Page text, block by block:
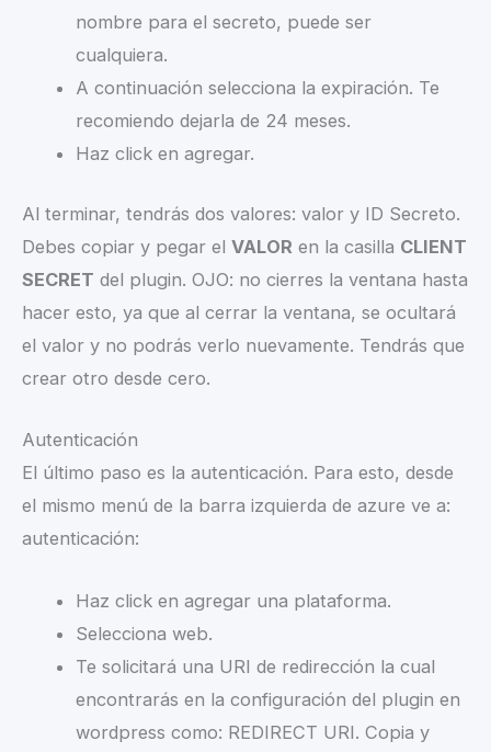
nombre para el secreto, puede ser
cualquiera.
A continuación selecciona la expiración. Te
recomiendo dejarla de 24 meses.
Haz click en agregar.
Al terminar, tendrás dos valores: valor y ID Secreto.
Debes copiar y pegar el VALOR en la casilla CLIENT
SECRET del plugin. OJO: no cierres la ventana hasta
hacer esto, ya que al cerrar la ventana, se ocultará
el valor y no podrás verlo nuevamente. Tendrás que
crear otro desde cero.
Autenticación
El último paso es la autenticación. Para esto, desde
el mismo menú de la barra izquierda de azure ve a:
autenticación:
Haz click en agregar una plataforma.
Selecciona web.
Te solicitará una URI de redirección la cual
encontrarás en la configuración del plugin en
wordpress como: REDIRECT URI. Copia y